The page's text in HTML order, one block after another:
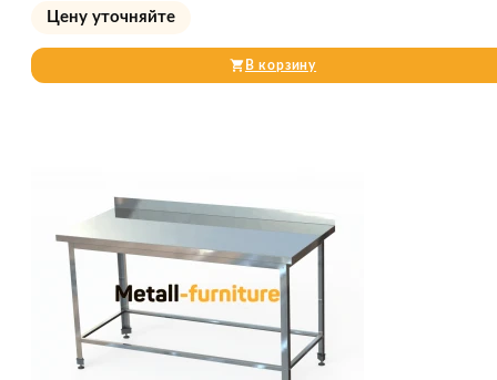
Цену уточняйте
В корзину